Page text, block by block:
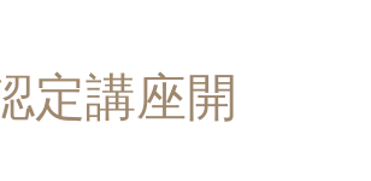
定講座開